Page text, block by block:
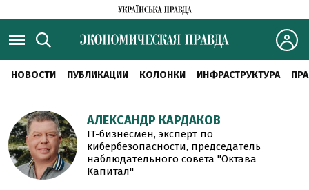
НОВОСТИ ПУБЛИКАЦИИ КОЛОНКИ ИНФРАСТРУКТУРА
АЛЕКСАНДР КАРДАКОВ
IT-бизнесмен, эксперт по
кибербезопасности, председатель
наблюдательного совета "Октава
Капитал"